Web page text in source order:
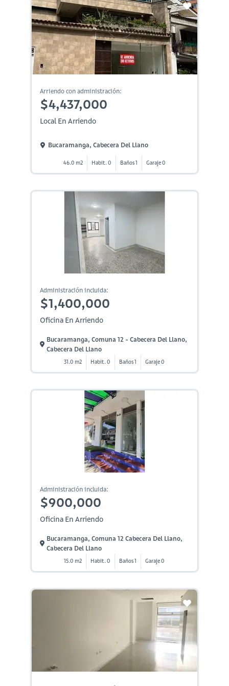
Arriendo con administración:
$4,437,000
Local En Arriendo
Bucaramanga, Cabecera Del Llano
46.0 m2 Habit. 0 Baños 1 Garaje 0
Administración incluida:
$1,400,000
Oficina En Arriendo
Bucaramanga, Comuna 12 - Cabecera Del Llano,
Cabecera Del Llano
31.0 m2 Habit. 0 Baños 1 Garaje 0
Administración incluida:
$900,000
Oficina En Arriendo
Bucaramanga, Comuna 12 Cabecera Del Llano,
Cabecera Del Llano
15.0 m2 Habit. 0 Baños 1 Garaje 0